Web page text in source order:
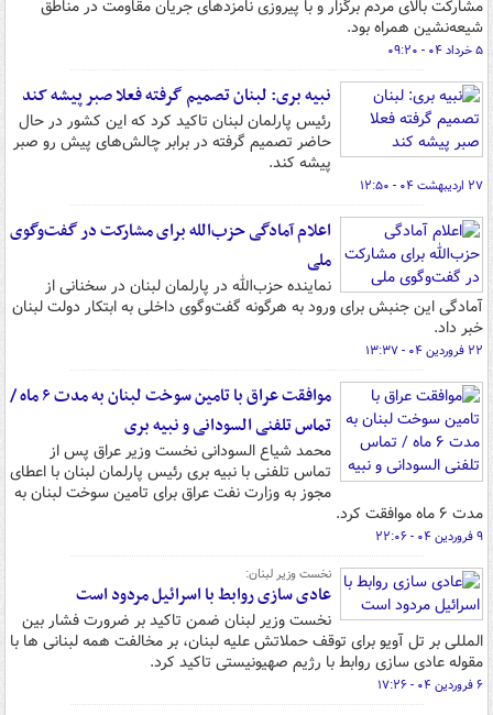
مشارکت بالای مردم برگزار و با پیروزی نامزدهای جریان مقاومت در مناطق
شیعه‌نشین همراه بود.
۵ خرداد ۰۴ - ۰۹:۲۰
نبیه بری: لبنان تصمیم گرفته فعلا صبر پیشه کند
رئیس پارلمان لبنان تاکید کرد که این کشور در حال
حاضر تصمیم گرفته در برابر چالش‌های پیش رو صبر
پیشه کند.
۲۷ اردیبهشت ۰۴ - ۱۲:۵۰
اعلام آمادگی حزب‌الله برای مشارکت در گفت‌وگوی
ملی
نماینده حزب‌الله در پارلمان لبنان در سخنانی از
آمادگی این جنبش برای ورود به هرگونه گفت‌وگوی داخلی به ابتکار دولت لبنان
خبر داد.
۲۲ فروردین ۰۴ - ۱۳:۳۷
موافقت عراق با تامین سوخت لبنان به مدت ۶ ماه /
تماس تلفنی السودانی و نبیه بری
محمد شیاع السودانی نخست وزیر عراق پس از
تماس تلفنی با نبیه بری رئیس پارلمان لبنان با اعطای
مجوز به وزارت نفت عراق برای تامین سوخت لبنان به
مدت ۶ ماه موافقت کرد.
۹ فروردین ۰۴ - ۲۲:۰۶
نخست وزیر لبنان:
عادی سازی روابط با اسرائیل مردود است
نخست وزیر لبنان ضمن تاکید بر ضرورت فشار بین
المللی بر تل آویو برای توقف حملاتش علیه لبنان، بر مخالفت همه لبنانی ها با
مقوله عادی سازی روابط با رژیم صهیونیستی تاکید کرد.
۶ فروردین ۰۴ - ۱۷:۲۶